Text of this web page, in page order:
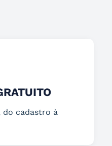
do cadastro à